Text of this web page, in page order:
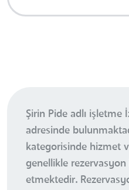
Şirin Pide adlı
adresinde
kategorisinde hizmet
genellikle rezervasyon
etmektedir.